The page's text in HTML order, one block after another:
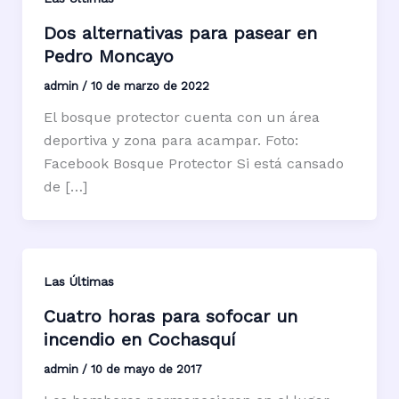
Dos alternativas para pasear en
Pedro Moncayo
admin / 10 de marzo de 2022
El bosque protector cuenta con un área
deportiva y zona para acampar. Foto:
Facebook Bosque Protector Si está cansado
de […]
Las Últimas
Cuatro horas para sofocar un
incendio en Cochasquí
admin / 10 de mayo de 2017